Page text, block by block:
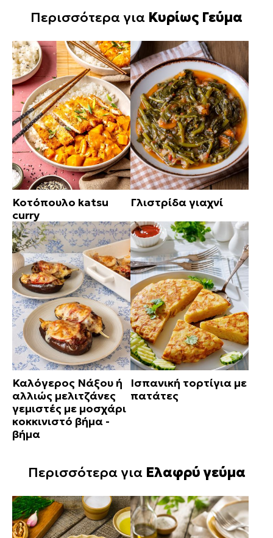
Περισσότερα για Κυρίως Γεύμα
Κοτόπουλο katsu
curry
Γλιστρίδα γιαχνί
Καλόγερος Νάξου ή
αλλιώς μελιτζάνες
γεμιστές με μοσχάρι
κοκκινιστό βήμα -
βήμα
Ισπανική τορτίγια με
πατάτες
Περισσότερα για Ελαφρύ γεύμα